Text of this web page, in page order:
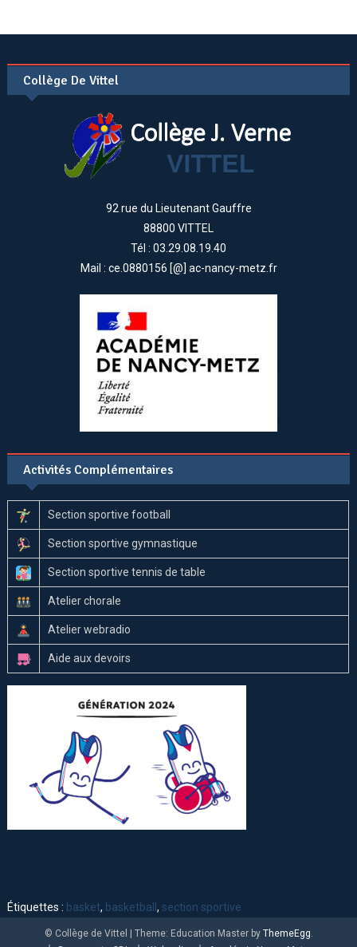
Collège De Vittel
92 rue du Lieutenant Gauffre
88800 VITTEL
Tél : 03.29.08.19.40
Mail : ce.0880156 [@] ac-nancy-metz.fr
Activités Complémentaires
Section sportive football
Section sportive gymnastique
Section sportive tennis de table
Atelier chorale
Atelier webradio
Aide aux devoirs
Étiquettes : basket, basketball,section sportive
© Collège de Vittel Theme: Education Master by ThemeEgg.